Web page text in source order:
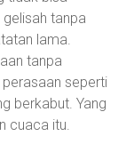
tanpa
lama.
tanpa
perasaan seperti
berkabut. Yang
cuaca itu.